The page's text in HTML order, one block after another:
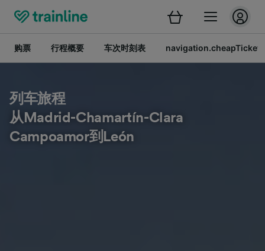
购票 行程概要 车次时刻表 navigation.cheapTickets
列车旅程
从Madrid-Chamartín-Clara
Campoamor到León